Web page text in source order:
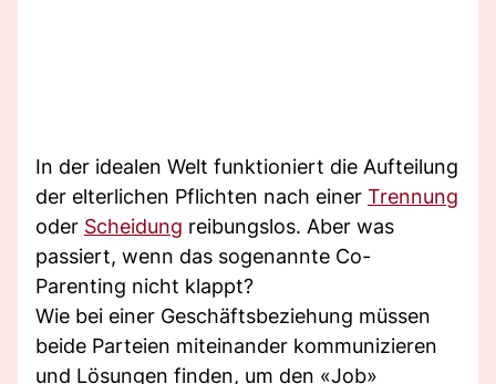
In der idealen Welt funktioniert die Aufteilung
der elterlichen Pflichten nach einer Trennung
oder Scheidung reibungslos. Aber was
passiert, wenn das sogenannte Co-
Parenting nicht klappt?
Wie bei einer Geschäftsbeziehung müssen
beide Parteien miteinander kommunizieren
und Lösungen finden, um den «Job»